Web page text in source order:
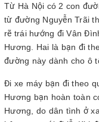
Từ Hà Nội có 2 con
từ đường Nguyễn Trãi
rẽ trái hướng đi Vân
Hương. Hai là bạn đi
đường này dành cho ô
Đi xe máy bạn đi theo
Hương bạn hoàn toàn
Hương, do dân tình ở